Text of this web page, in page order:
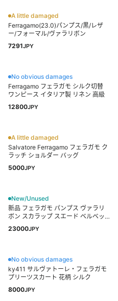
A little damaged
Ferragamo(23.0)パンプス/黒/レザ
ー/フォーマル/ヴァラリボン
7291JPY
No obvious damages
Ferragamo フェラガモ シルク切替
ワンピース イタリア製 リネン 高級
12800JPY
A little damaged
Salvatore Ferragamo フェラガモ ク
ラッチ ショルダー バッグ
5000JPY
New/Unused
新品 フェラガモ パンプス ヴァラリ
ボン スカラップ スエード ベルベッ
23000JPY
No obvious damages
ky411 サルヴァトーレ・フェラガモ
プリーツスカート 花柄 シルク
8000JPY